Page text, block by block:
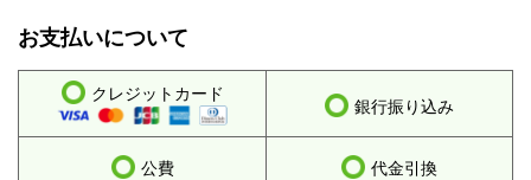
お支払いについて
クレジットカード
銀行振り込み
公費 代金引換